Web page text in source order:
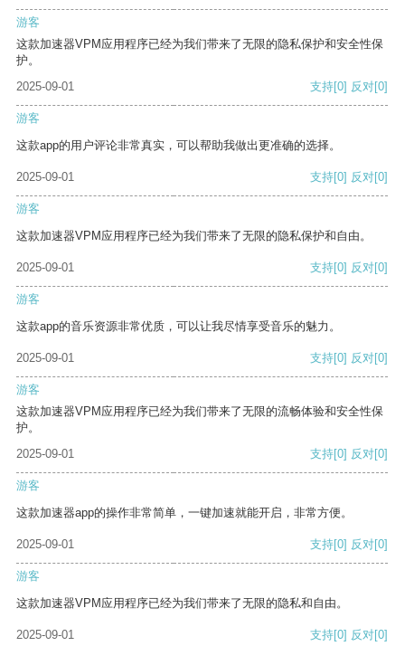
游客
这款加速器VPM应用程序已经为我们带来了无限的隐私保护和安全性保
护。
2025-09-01
支持[0] 反对[0]
游客
这款app的用户评论非常真实，可以帮助我做出更准确的选择。
2025-09-01 支持[0] 反对[0]
游客
这款加速器VPM应用程序已经为我们带来了无限的隐私保护和自由。
2025-09-01 支持[0] 反对[0]
游客
这款app的音乐资源非常优质，可以让我尽情享受音乐的魅力。
2025-09-01 支持[0] 反对[0]
游客
这款加速器VPM应用程序已经为我们带来了无限的流畅体验和安全性保
护。
2025-09-01
支持[0] 反对[0]
游客
这款加速器app的操作非常简单，一键加速就能开启，非常方便。
2025-09-01 支持[0] 反对[0]
游客
这款加速器VPM应用程序已经为我们带来了无限的隐私和自由。
2025-09-01 支持[0] 反对[0]